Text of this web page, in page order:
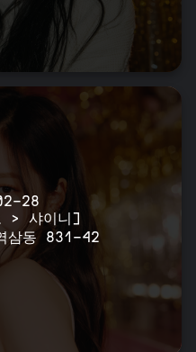
28
> 샤이니]
삼동 831-42